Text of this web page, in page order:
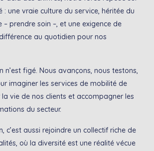
: une vraie culture du service, héritée du
– prendre soin –, et une exigence de
au quotidien pour nos
n’est figé. Nous avançons, nous testons,
imaginer les services de mobilité de
vie de nos clients et accompagner les
du secteur.
c’est aussi rejoindre un collectif riche de
où la diversité est une réalité vécue